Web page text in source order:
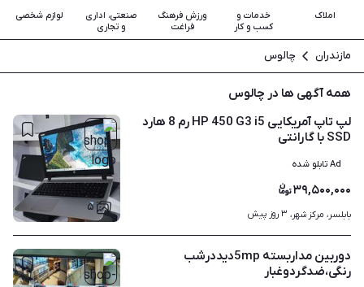
املاک
خدمات و
کسب و کار
ورزش فرهنگ
فراغت
صنعتی، اداری
و تجاری
لوازم شخصی
مازندران چالوس
همه آگهی ها در چالوس
۵
لپ تاپ آمریکایی HP 450 G3 i5 رم 8 هارد
SSD با گارانتی
Ad تابلو شده
۳۹,۵۰۰,۰۰۰
بابلسر، مرکز شهر، ۳ روز پیش
دوربین مداربسته 5mpدیددرشب
رنگی،ضدگردوغبار